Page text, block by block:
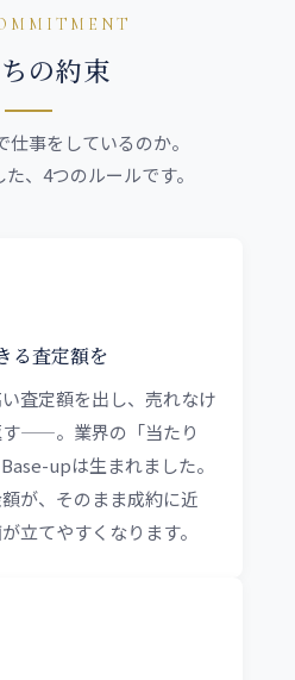
の約束
仕事をしているのか。
、4つのルールです。
る査定額を
査定額を出し、売れなけ
す——。業界の「当たり
upは生まれました。
が、そのまま成約に近
立てやすくなります。